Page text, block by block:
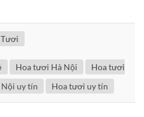
Hoa tươi Hà Nội
Hoa tươi
uy tín Hoa tươi uy tín